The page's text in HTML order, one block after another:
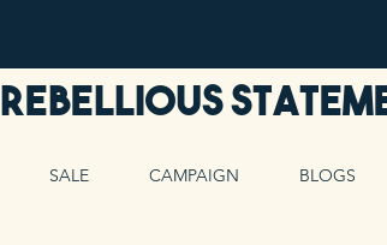
Rebellious
SALE CAMPAIGN BLOGS